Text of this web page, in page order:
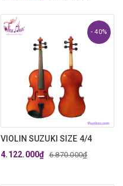
- 40%
VIOLIN SUZUKI SIZE 4/4
4.122.000₫ 6.870.000₫